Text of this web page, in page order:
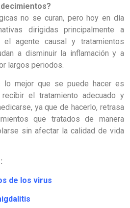
no se curan, pero hoy en día
dirigidas principalmente a
agente causal y tratamientos
a disminuir la inflamación y a
largos periodos.
lo mejor que se puede hacer es
el tratamiento adecuado y
ya que de hacerlo, retrasa
que tratados de manera
sin afectar la calidad de vida
de los virus